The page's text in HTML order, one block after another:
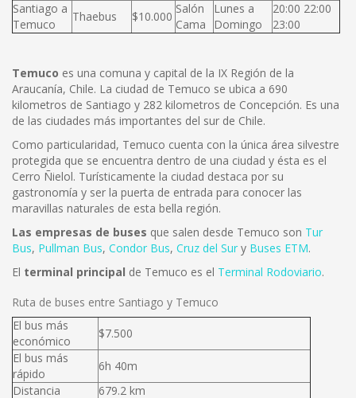
Santiago a
Temuco
Thaebus $10.000
Salón
Cama
Lunes a
Domingo
20:00 22:00
23:00
Temuco es una comuna y capital de la IX Región de la
Araucanía, Chile. La ciudad de Temuco se ubica a 690
kilometros de Santiago y 282 kilometros de Concepción. Es una
de las ciudades más importantes del sur de Chile.
Como particularidad, Temuco cuenta con la única área silvestre
protegida que se encuentra dentro de una ciudad y ésta es el
Cerro Ñielol. Turísticamente la ciudad destaca por su
gastronomía y ser la puerta de entrada para conocer las
maravillas naturales de esta bella región.
Las empresas de buses que salen desde Temuco son Tur
Bus, Pullman Bus, Condor Bus, Cruz del Sur y Buses ETM.
El terminal principal de Temuco es el Terminal Rodoviario.
Ruta de buses entre Santiago y Temuco
El bus más
económico
$7.500
El bus más
rápido
6h 40m
Distancia
679.2 km